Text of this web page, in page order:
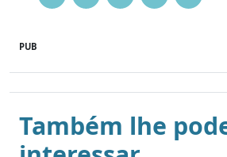
PUB
Também lhe